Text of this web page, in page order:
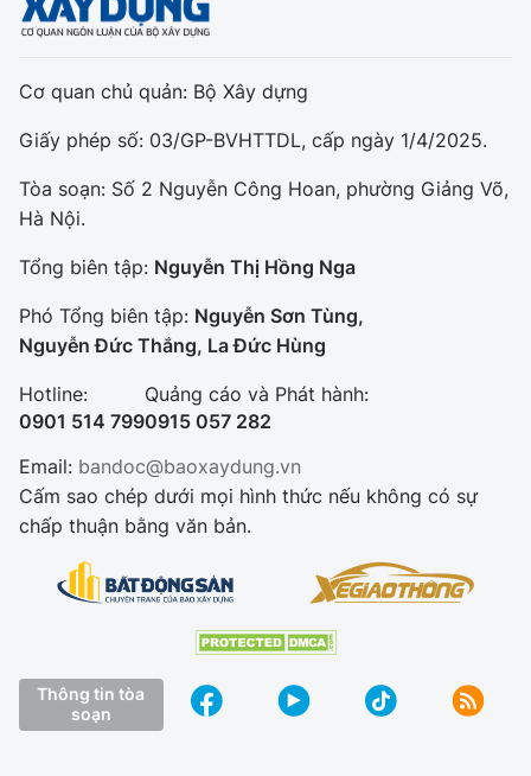
Cơ quan chủ quản: Bộ Xây dựng
Giấy phép số: 03/GP-BVHTTDL, cấp ngày 1/4/2025.
Tòa soạn: Số 2 Nguyễn Công Hoan, phường Giảng Võ,
Hà Nội.
Tổng biên tập: Nguyễn Thị Hồng Nga
Phó Tổng biên tập: Nguyễn Sơn Tùng,
Nguyễn Đức Thắng, La Đức Hùng
Hotline:
0901 514 799
Quảng cáo và Phát hành:
0915 057 282
Email: bandoc@baoxaydung.vn
Cấm sao chép dưới mọi hình thức nếu không có sự
chấp thuận bằng văn bản.
Thông tin tòa
soạn